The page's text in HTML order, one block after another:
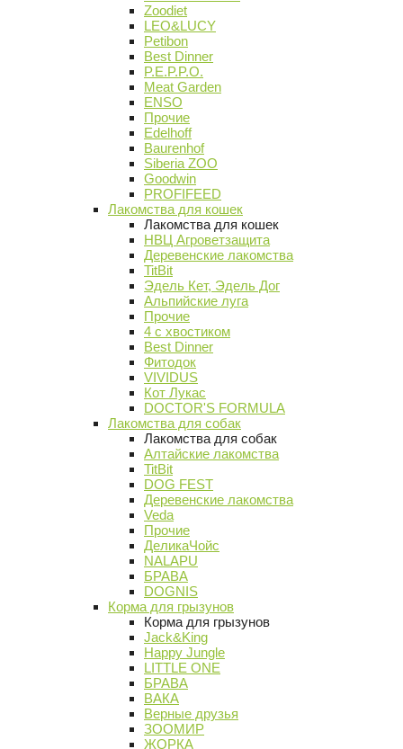
Zoodiet
LEO&LUCY
Petibon
Best Dinner
P.E.P.P.O.
Meat Garden
ENSO
Прочие
Edelhoff
Baurenhof
Siberia ZOO
Goodwin
PROFIFEED
Лакомства для кошек
Лакомства для кошек
НВЦ Агроветзащита
Деревенские лакомства
TitBit
Эдель Кет, Эдель Дог
Альпийские луга
Прочие
4 с хвостиком
Best Dinner
Фитодок
VIVIDUS
Кот Лукас
DOCTOR'S FORMULA
Лакомства для собак
Лакомства для собак
Алтайские лакомства
TitBit
DOG FEST
Деревенские лакомства
Veda
Прочие
ДеликаЧойс
NALAPU
БРАВА
DOGNIS
Корма для грызунов
Корма для грызунов
Jack&King
Happy Jungle
LITTLE ONE
БРАВА
ВАКА
Верные друзья
ЗООМИР
ЖОРКА